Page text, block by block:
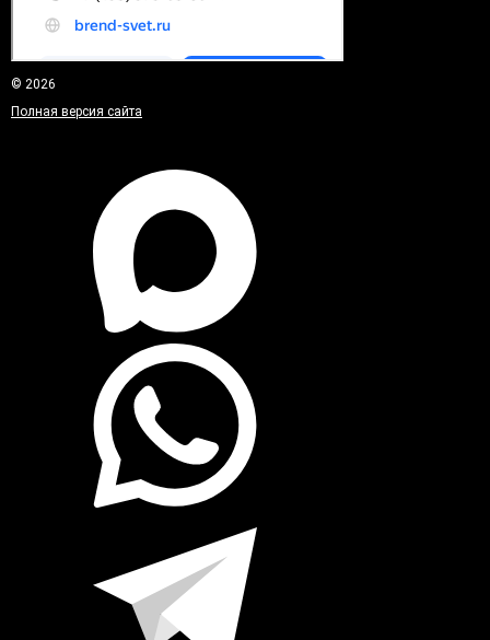
© 2026
Полная версия сайта